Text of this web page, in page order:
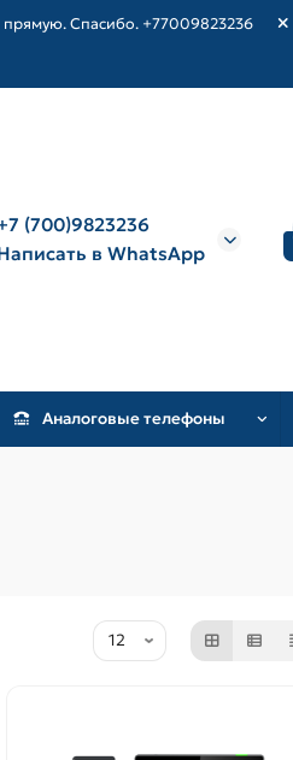
Спасибо. +77009823236
(700)9823236
в WhatsApp
Аналоговые телефоны